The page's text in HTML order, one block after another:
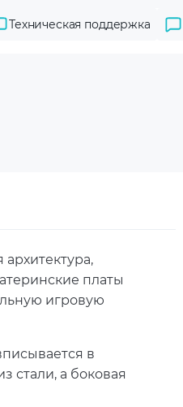
Техническая поддержка
платы
игровую
в
стали, а боковая